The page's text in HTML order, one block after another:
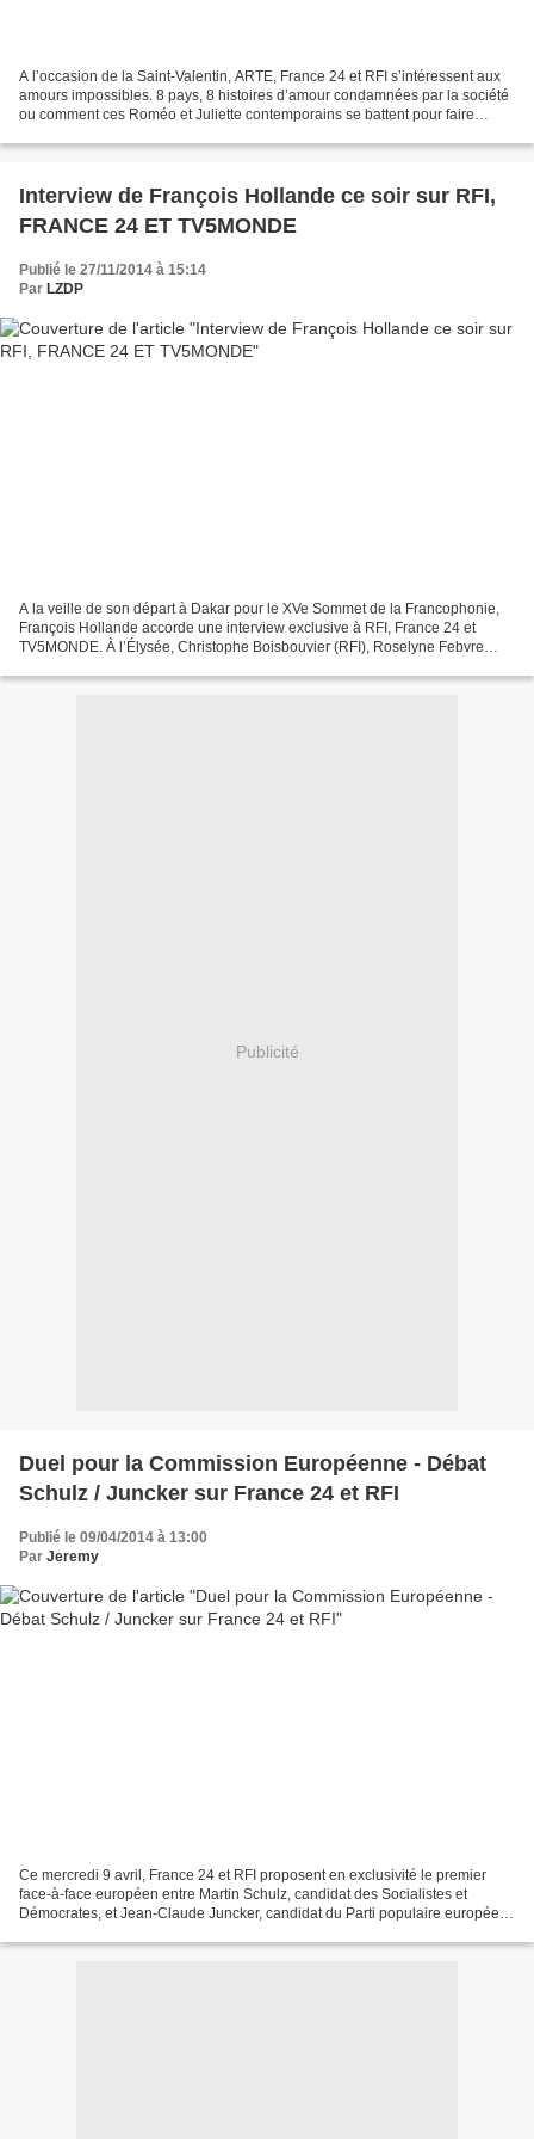
A l’occasion de la Saint-Valentin, ARTE, France 24 et RFI s’intéressent aux
amours impossibles. 8 pays, 8 histoires d’amour condamnées par la société
ou comment ces Roméo et Juliette contemporains se battent pour faire
Interview de François Hollande ce soir sur RFI,
FRANCE 24 ET TV5MONDE
Publié le 27/11/2014 à 15:14
Par LZDP
A la veille de son départ à Dakar pour le XVe Sommet de la Francophonie,
François Hollande accorde une interview exclusive à RFI, France 24 et
TV5MONDE. À l’Élysée, Christophe Boisbouvier (RFI), Roselyne Febvre
Publicité
Duel pour la Commission Européenne - Débat
Schulz / Juncker sur France 24 et RFI
Publié le 09/04/2014 à 13:00
Par Jeremy
Ce mercredi 9 avril, France 24 et RFI proposent en exclusivité le premier
face-à-face européen entre Martin Schulz, candidat des Socialistes et
Démocrates, et Jean-Claude Juncker, candidat du Parti populaire européen.